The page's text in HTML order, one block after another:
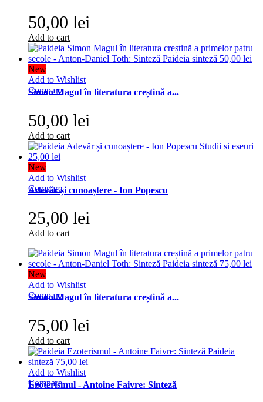
50,00 lei
Add to cart
New
Add to Wishlist
Compare
Simon Magul în literatura creștină a...
50,00 lei
Add to cart
New
Add to Wishlist
Compare
Adevăr și cunoaștere - Ion Popescu
25,00 lei
Add to cart
New
Add to Wishlist
Compare
Simon Magul în literatura creștină a...
75,00 lei
Add to cart
Add to Wishlist
Compare
Ezoterismul - Antoine Faivre: Sinteză